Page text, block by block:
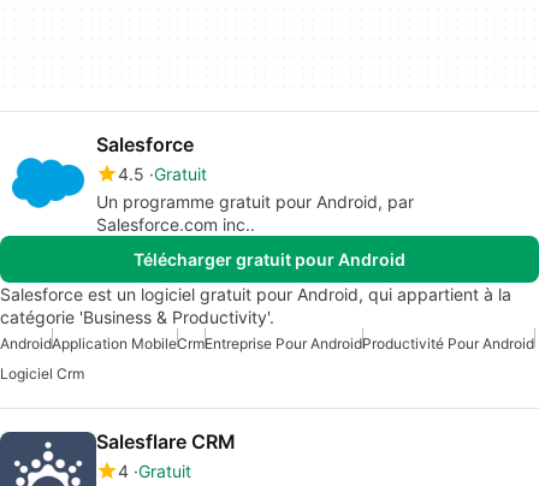
Salesforce
4.5 Gratuit
Un programme gratuit pour Android, par
Salesforce.com inc..
Télécharger gratuit pour Android
Salesforce est un logiciel gratuit pour Android, qui appartient à la
catégorie 'Business & Productivity'.
AndroidApplication MobileCrmEntreprise Pour AndroidProductivité Pour Android
Logiciel Crm
Salesflare CRM
4 Gratuit